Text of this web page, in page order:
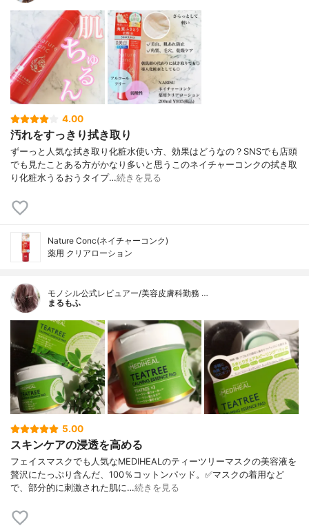
4.00
汚れをすっきり拭き取り
ずーっと人気な拭き取り化粧水使い方、効果はどうなの？⁡⁡⁡SNSでも店頭
でも見たことある方がかなり多いと思うこのネイチャーコンクの拭き取
り化粧水⁡うるおうタイプ…続きを見る
Nature Conc(ネイチャーコンク)
薬用 クリアローション
モノシル公式レビュアー/美容皮膚科勤務 …
まるもふ
5.00
スキンケアの浸透を高める
フェイスマスクでも人気なMEDIHEALのティーツリーマスクの美容液を
贅沢にたっぷり含んだ、100％コットンパッド。✅マスクの着用など
で、部分的に刺激された肌に…続きを見る